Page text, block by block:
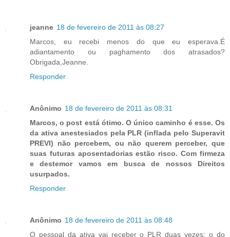
jeanne 18 de fevereiro de 2011 às 08:27
Marcos, eu recebi menos do que eu esperava.É
adiantamento ou paghamento dos atrasados?
Obrigada,Jeanne.
Responder
Anônimo 18 de fevereiro de 2011 às 08:31
Marcos, o post está ótimo. O único caminho é esse. Os
da ativa anestesiados pela PLR (inflada pelo Superavit
PREVI) não percebem, ou não querem perceber, que
suas futuras aposentadorias estão risco. Com firmeza
e destemor vamos em busca de nossos Direitos
usurpados.
Responder
Anônimo 18 de fevereiro de 2011 às 08:48
O pessoal da ativa vai receber o PLR duas vezes: o do